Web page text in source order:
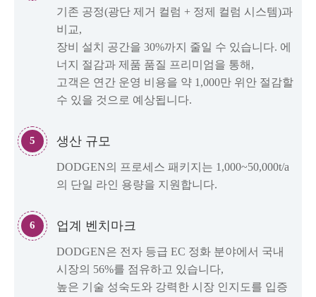
기존 공정(광단 제거 컬럼 + 정제 컬럼 시스템)과
비교,
장비 설치 공간을 30%까지 줄일 수 있습니다. 에
너지 절감과 제품 품질 프리미엄을 통해,
고객은 연간 운영 비용을 약 1,000만 위안 절감할
수 있을 것으로 예상됩니다.
5 생산 규모
DODGEN의 프로세스 패키지는 1,000~50,000t/a
의 단일 라인 용량을 지원합니다.
6 업계 벤치마크
DODGEN은 전자 등급 EC 정화 분야에서 국내
시장의 56%를 점유하고 있습니다,
높은 기술 성숙도와 강력한 시장 인지도를 입증